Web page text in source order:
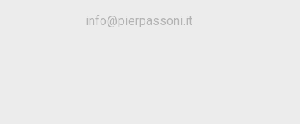
info@pierpassoni.it